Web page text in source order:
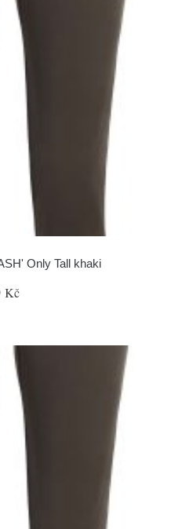
Only Tall khaki
Kč